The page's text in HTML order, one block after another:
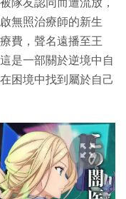
隊友認同而遭流放，
無照治療師的新生
費，聲名遠播至王
是一部關於逆境中自
困境中找到屬於自己